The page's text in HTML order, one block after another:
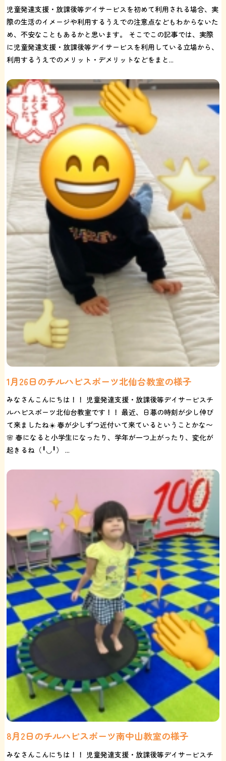
児童発達支援・放課後等デイサービスを初めて利用される場合、実
際の生活のイメージや利用するうえでの注意点などもわからないた
め、不安なこともあるかと思います。 そこでこの記事では、実際
に児童発達支援・放課後等デイサービスを利用している立場から、
利用するうえでのメリット・デメリットなどをまと...
1月26日のチルハピスポーツ北仙台教室の様子
みなさんこんにちは！！ 児童発達支援・放課後等デイサービスチ
ルハピスポーツ北仙台教室です！！ 最近、日暮の時刻が少し伸び
て来ましたね☀️ 春が少しずつ近付いて来ているということかな〜
🌸 春になると小学生になったり、学年が一つ上がったり、変化が
起きるね（╹◡╹） ...
8月2日のチルハピスポーツ南中山教室の様子
みなさんこんにちは！！ 児童発達支援・放課後等デイサービスチ